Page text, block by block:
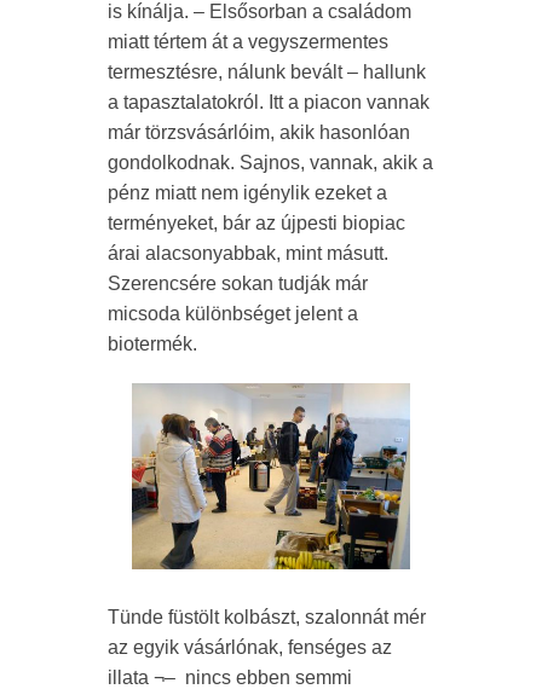
is kínálja. – Elsősorban a családom
miatt tértem át a vegyszermentes
termesztésre, nálunk bevált – hallunk
a tapasztalatokról. Itt a piacon vannak
már törzsvásárlóim, akik hasonlóan
gondolkodnak. Sajnos, vannak, akik a
pénz miatt nem igénylik ezeket a
terményeket, bár az újpesti biopiac
árai alacsonyabbak, mint másutt.
Szerencsére sokan tudják már
micsoda különbséget jelent a
biotermék.
Tünde füstölt kolbászt, szalonnát mér
az egyik vásárlónak, fenséges az
illata ¬– nincs ebben semmi